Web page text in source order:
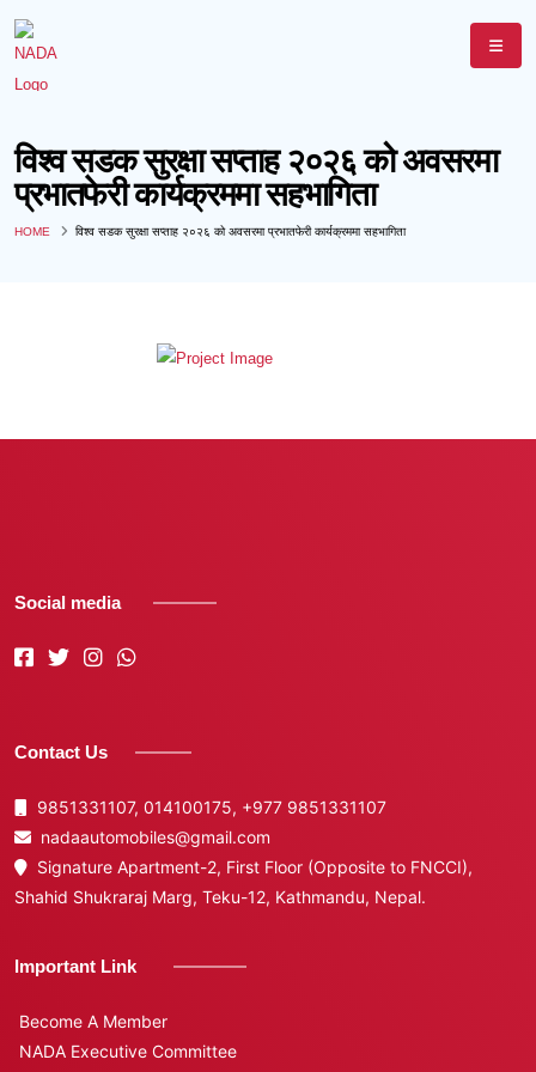
विश्व सडक सुरक्षा सप्ताह २०२६ को अवसरमा
प्रभातफेरी कार्यक्रममा सहभागिता
HOME विश्व सडक सुरक्षा सप्ताह २०२६ को अवसरमा प्रभातफेरी कार्यक्रममा सहभागिता
Social media
Contact Us
9851331107, 014100175, +977 9851331107
nadaautomobiles@gmail.com
Signature Apartment-2, First Floor (Opposite to FNCCI),
Shahid Shukraraj Marg, Teku-12, Kathmandu, Nepal.
Important Link
Become A Member
NADA Executive Committee